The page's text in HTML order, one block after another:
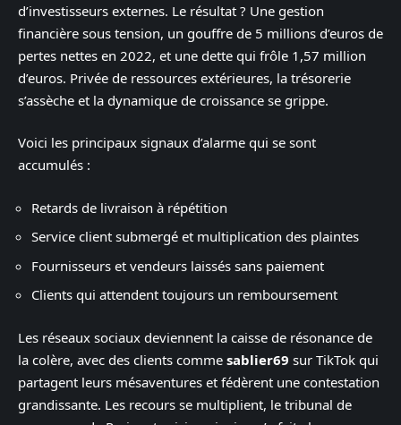
d’investisseurs externes. Le résultat ? Une gestion
financière sous tension, un gouffre de 5 millions d’euros de
pertes nettes en 2022, et une dette qui frôle 1,57 million
d’euros. Privée de ressources extérieures, la trésorerie
s’assèche et la dynamique de croissance se grippe.
Voici les principaux signaux d’alarme qui se sont
accumulés :
Retards de livraison à répétition
Service client submergé et multiplication des plaintes
Fournisseurs et vendeurs laissés sans paiement
Clients qui attendent toujours un remboursement
Les réseaux sociaux deviennent la caisse de résonance de
la colère, avec des clients comme sablier69 sur TikTok qui
partagent leurs mésaventures et fédèrent une contestation
grandissante. Les recours se multiplient, le tribunal de